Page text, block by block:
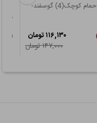
کتاب حمام کوچک(4) گوسفند-
۱۱۶,۱۳۰ تومان
۱۴۷,۰۰۰ تومان